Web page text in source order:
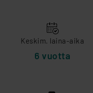
Keskim. laina-aika
6 vuotta